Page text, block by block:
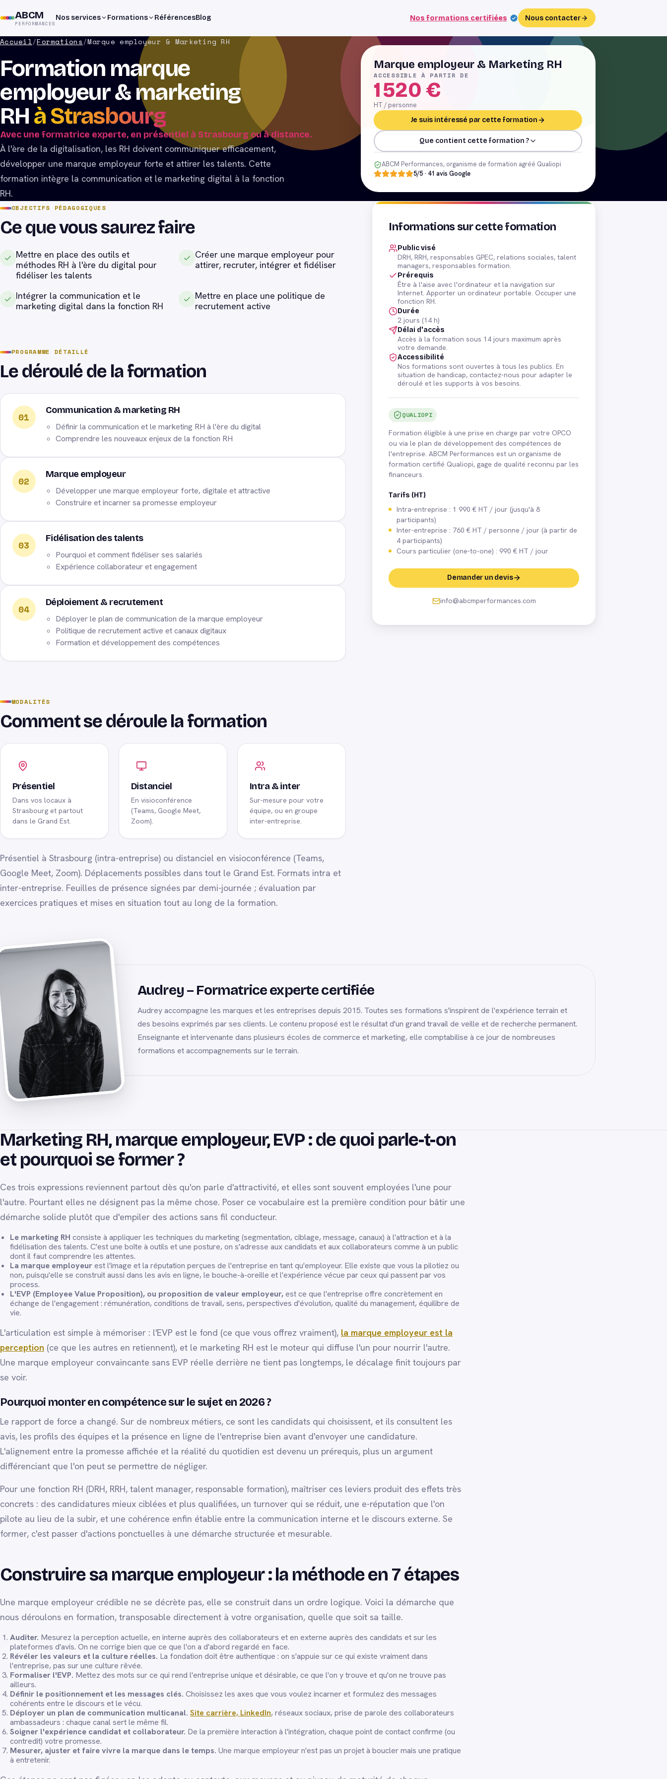
ABCM
PERFORMANCES
Nos services Formations RéférencesBlog Nos formations certifiées Nous contacter
Accueil/Formations/Marque employeur & Marketing RH
Formation marque
employeur & marketing
RHà Strasbourg
Avec une formatrice experte, en présentiel à Strasbourg ou à distance.
À l'ère de la digitalisation, les RH doivent communiquer efficacement,
développer une marque employeur forte et attirer les talents. Cette
formation intègre la communication et le marketing digital à la fonction
RH.
Marque employeur & Marketing RH
ACCESSIBLE À PARTIR DE
1 520 €
HT / personne
Je suis intéressé par cette formation
Que contient cette formation ?
ABCM Performances, organisme de formation agréé Qualiopi
5/5 · 41 avis Google
OBJECTIFS PÉDAGOGIQUES
Ce que vous saurez faire
Mettre en place des outils et
méthodes RH à l'ère du digital pour
fidéliser les talents
Créer une marque employeur pour
attirer, recruter, intégrer et fidéliser
Intégrer la communication et le
marketing digital dans la fonction RH
Mettre en place une politique de
recrutement active
PROGRAMME DÉTAILLÉ
Le déroulé de la formation
01
Communication & marketing RH
Définir la communication et le marketing RH à l'ère du digital
Comprendre les nouveaux enjeux de la fonction RH
02
Marque employeur
Développer une marque employeur forte, digitale et attractive
Construire et incarner sa promesse employeur
03
Fidélisation des talents
Pourquoi et comment fidéliser ses salariés
Expérience collaborateur et engagement
04
Déploiement & recrutement
Déployer le plan de communication de la marque employeur
Politique de recrutement active et canaux digitaux
Formation et développement des compétences
MODALITÉS
Comment se déroule la formation
Présentiel
Dans vos locaux à
Strasbourg et partout
dans le Grand Est.
Distanciel
En visioconférence
(Teams, Google Meet,
Zoom).
Intra & inter
Sur-mesure pour votre
équipe, ou en groupe
inter-entreprise.
Présentiel à Strasbourg (intra-entreprise) ou distanciel en visioconférence (Teams,
Google Meet, Zoom). Déplacements possibles dans tout le Grand Est. Formats intra et
inter-entreprise. Feuilles de présence signées par demi-journée ; évaluation par
exercices pratiques et mises en situation tout au long de la formation.
Informations sur cette formation
Public visé
DRH, RRH, responsables GPEC, relations sociales, talent
managers, responsables formation.
Prérequis
Être à l'aise avec l'ordinateur et la navigation sur
Internet. Apporter un ordinateur portable. Occuper une
fonction RH.
Durée
2 jours (14 h)
Délai d'accès
Accès à la formation sous 14 jours maximum après
votre demande.
Accessibilité
Nos formations sont ouvertes à tous les publics. En
situation de handicap, contactez-nous pour adapter le
déroulé et les supports à vos besoins.
QUALIOPI
Formation éligible à une prise en charge par votre OPCO
ou via le plan de développement des compétences de
l'entreprise. ABCM Performances est un organisme de
formation certifié Qualiopi, gage de qualité reconnu par les
financeurs.
Tarifs (HT)
Intra-entreprise : 1 990 € HT / jour (jusqu'à 8
participants)
Inter-entreprise : 760 € HT / personne / jour (à partir de
4 participants)
Cours particulier (one-to-one) : 990 € HT / jour
Demander un devis
info@abcmperformances.com
Audrey – Formatrice experte certifiée
Audrey accompagne les marques et les entreprises depuis 2015. Toutes ses formations s'inspirent de l'expérience terrain et
des besoins exprimés par ses clients. Le contenu proposé est le résultat d'un grand travail de veille et de recherche permanent.
Enseignante et intervenante dans plusieurs écoles de commerce et marketing, elle comptabilise à ce jour de nombreuses
formations et accompagnements sur le terrain.
Marketing RH, marque employeur, EVP : de quoi parle-t-on
et pourquoi se former ?
Ces trois expressions reviennent partout dès qu'on parle d'attractivité, et elles sont souvent employées l'une pour
l'autre. Pourtant elles ne désignent pas la même chose. Poser ce vocabulaire est la première condition pour bâtir une
démarche solide plutôt que d'empiler des actions sans fil conducteur.
Le marketing RH consiste à appliquer les techniques du marketing (segmentation, ciblage, message, canaux) à l'attraction et à la
fidélisation des talents. C'est une boîte à outils et une posture, on s'adresse aux candidats et aux collaborateurs comme à un public
dont il faut comprendre les attentes.
La marque employeurest l'image et la réputation perçues de l'entreprise en tant qu'employeur. Elle existe que vous la pilotiez ou
non, puisqu'elle se construit aussi dans les avis en ligne, le bouche-à-oreille et l'expérience vécue par ceux qui passent par vos
process.
L'EVP (Employee Value Proposition), ou proposition de valeur employeur,est ce que l'entreprise offre concrètement en
échange de l'engagement : rémunération, conditions de travail, sens, perspectives d'évolution, qualité du management, équilibre de
vie.
L'articulation est simple à mémoriser : l'EVP est le fond (ce que vous offrez vraiment), la marque employeur est la
perception (ce que les autres en retiennent), et le marketing RH est le moteur qui diffuse l'un pour nourrir l'autre.
Une marque employeur convaincante sans EVP réelle derrière ne tient pas longtemps, le décalage finit toujours par
se voir.
Pourquoi monter en compétence sur le sujet en 2026 ?
Le rapport de force a changé. Sur de nombreux métiers, ce sont les candidats qui choisissent, et ils consultent les
avis, les profils des équipes et la présence en ligne de l'entreprise bien avant d'envoyer une candidature.
L'alignement entre la promesse affichée et la réalité du quotidien est devenu un prérequis, plus un argument
différenciant que l'on peut se permettre de négliger.
Pour une fonction RH (DRH, RRH, talent manager, responsable formation), maîtriser ces leviers produit des effets très
concrets : des candidatures mieux ciblées et plus qualifiées, un turnover qui se réduit, une e-réputation que l'on
pilote au lieu de la subir, et une cohérence enfin établie entre la communication interne et le discours externe. Se
former, c'est passer d'actions ponctuelles à une démarche structurée et mesurable.
Construire sa marque employeur : la méthode en 7 étapes
Une marque employeur crédible ne se décrète pas, elle se construit dans un ordre logique. Voici la démarche que
nous déroulons en formation, transposable directement à votre organisation, quelle que soit sa taille.
Auditer. Mesurez la perception actuelle, en interne auprès des collaborateurs et en externe auprès des candidats et sur les
plateformes d'avis. On ne corrige bien que ce que l'on a d'abord regardé en face.
Révéler les valeurs et la culture réelles. La fondation doit être authentique : on s'appuie sur ce qui existe vraiment dans
l'entreprise, pas sur une culture rêvée.
Formaliser l'EVP. Mettez des mots sur ce qui rend l'entreprise unique et désirable, ce que l'on y trouve et qu'on ne trouve pas
ailleurs.
Définir le positionnement et les messages clés. Choisissez les axes que vous voulez incarner et formulez des messages
cohérents entre le discours et le vécu.
Déployer un plan de communication multicanal. Site carrière, LinkedIn, réseaux sociaux, prise de parole des collaborateurs
ambassadeurs : chaque canal sert le même fil.
Soigner l'expérience candidat et collaborateur. De la première interaction à l'intégration, chaque point de contact confirme (ou
contredit) votre promesse.
Mesurer, ajuster et faire vivre la marque dans le temps. Une marque employeur n'est pas un projet à boucler mais une pratique
à entretenir.